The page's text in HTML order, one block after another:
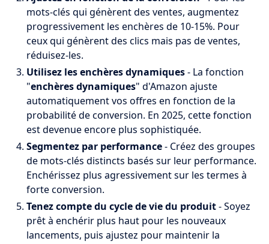
mots-clés qui génèrent des ventes, augmentez
progressivement les enchères de 10-15%. Pour
ceux qui génèrent des clics mais pas de ventes,
réduisez-les.
Utilisez les enchères dynamiques- La fonction
"enchères dynamiques" d'Amazon ajuste
automatiquement vos offres en fonction de la
probabilité de conversion. En 2025, cette fonction
est devenue encore plus sophistiquée.
Segmentez par performance- Créez des groupes
de mots-clés distincts basés sur leur performance.
Enchérissez plus agressivement sur les termes à
forte conversion.
Tenez compte du cycle de vie du produit- Soyez
prêt à enchérir plus haut pour les nouveaux
lancements, puis ajustez pour maintenir la